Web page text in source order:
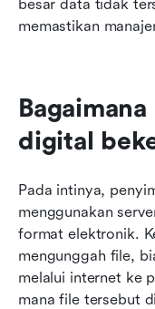
besar data tidak
memastikan
digital
Pada intinya,
menggunakan
format elektronik.
mengunggah file,
melalui internet ke
mana file tersebut